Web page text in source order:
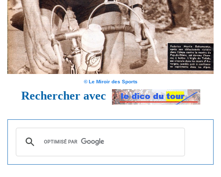
© Le Miroir des Sports
Rechercher avec